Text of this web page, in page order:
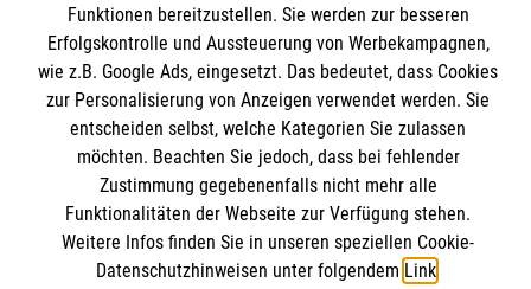
Wir Malteser
Nutzungsbedingungen
Kontakt
Impressum
Datenschutz
Malteser online
aware
Malteser in Deutschland
Spendenkonto
Funktionen bereitzustellen. Sie werden zur besseren
Erfolgskontrolle und Aussteuerung von Werbekampagnen,
wie z.B. Google Ads, eingesetzt. Das bedeutet, dass Cookies
zur Personalisierung von Anzeigen verwendet werden. Sie
entscheiden selbst, welche Kategorien Sie zulassen
möchten. Beachten Sie jedoch, dass bei fehlender
Zustimmung gegebenenfalls nicht mehr alle
Funktionalitäten der Webseite zur Verfügung stehen.
Weitere Infos finden Sie in unseren speziellen Cookie-
Datenschutzhinweisen unter folgendem Link.